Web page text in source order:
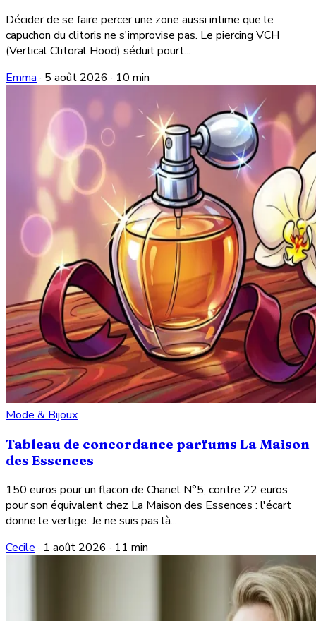
Décider de se faire percer une zone aussi intime que le
capuchon du clitoris ne s'improvise pas. Le piercing VCH
(Vertical Clitoral Hood) séduit pourt...
Emma · 5 août 2026 · 10 min
Mode & Bijoux
Tableau de concordance parfums La Maison
des Essences
150 euros pour un flacon de Chanel N°5, contre 22 euros
pour son équivalent chez La Maison des Essences : l'écart
donne le vertige. Je ne suis pas là...
Cecile · 1 août 2026 · 11 min